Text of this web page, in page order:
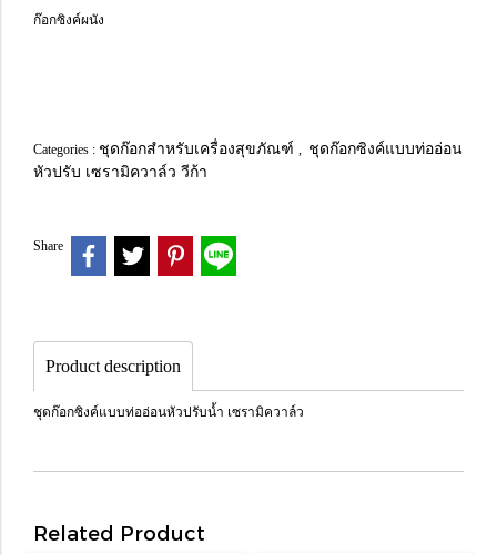
ก๊อกซิงค์ผนัง
Categories : ชุดก๊อกสำหรับเครื่องสุขภัณฑ์ , ชุดก๊อกซิงค์แบบท่ออ่อน
หัวปรับ เซรามิควาล์ว วีก้า
Share
Product description
ชุดก๊อกซิงค์แบบท่ออ่อนหัวปรับน้ำ เซรามิควาล์ว
Related Product